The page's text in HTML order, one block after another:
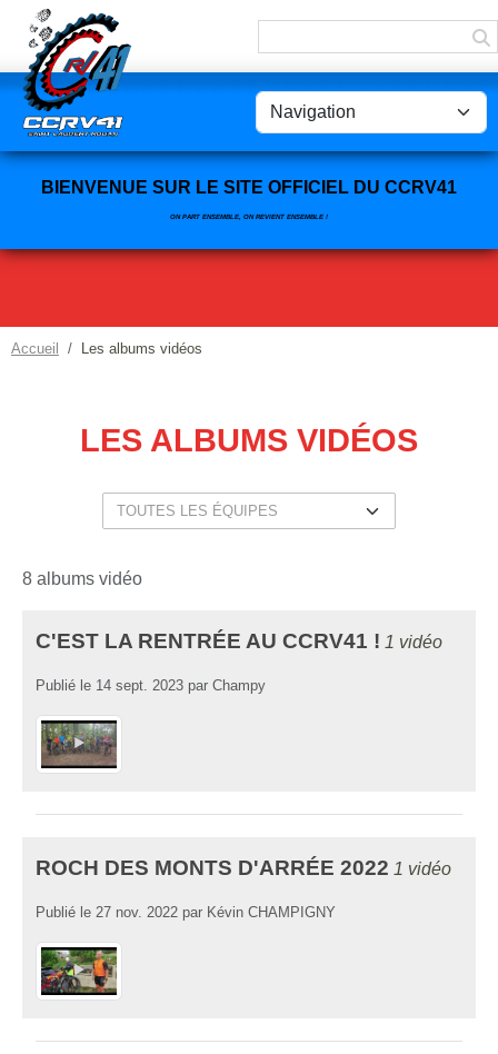
BIENVENUE SUR LE SITE OFFICIEL DU CCRV41
ON PART ENSEMBLE, ON REVIENT ENSEMBLE !
Accueil Les albums vidéos
LES ALBUMS VIDÉOS
8 albums vidéo
C'EST LA RENTRÉE AU CCRV41 ! 1 vidéo
Publié le 14 sept. 2023 par Champy
ROCH DES MONTS D'ARRÉE 2022 1 vidéo
Publié le 27 nov. 2022 par Kévin CHAMPIGNY
Panneau de gestion des cookies